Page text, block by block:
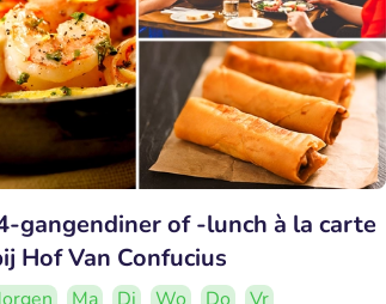
gangendiner of -lunch à la carte
Hof Van Confucius
Ma Di Wo Do Vr